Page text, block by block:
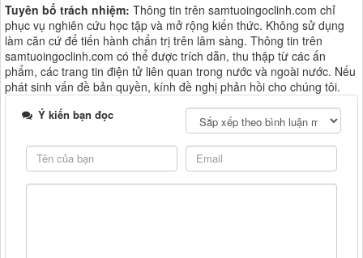
Tuyên bố trách nhiệm: Thông tin trên samtuoingoclinh.com chỉ
phục vụ nghiên cứu học tập và mở rộng kiến thức. Không sử dụng
làm căn cứ để tiến hành chẩn trị trên lâm sàng. Thông tin trên
samtuoingoclinh.com có thể được trích dẫn, thu thập từ các ấn
phẩm, các trang tin điện tử liên quan trong nước và ngoài nước. Nếu
phát sinh vấn đề bản quyền, kính đề nghị phản hồi cho chúng tôi.
Ý kiến bạn đọc